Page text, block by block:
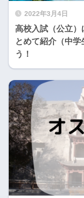
2022年3月4日
高校入試（公立）
とめて紹介（中
う！